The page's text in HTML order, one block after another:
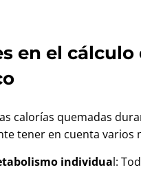
en el cálculo
calorías quemadas
tener en cuenta varios
individual: